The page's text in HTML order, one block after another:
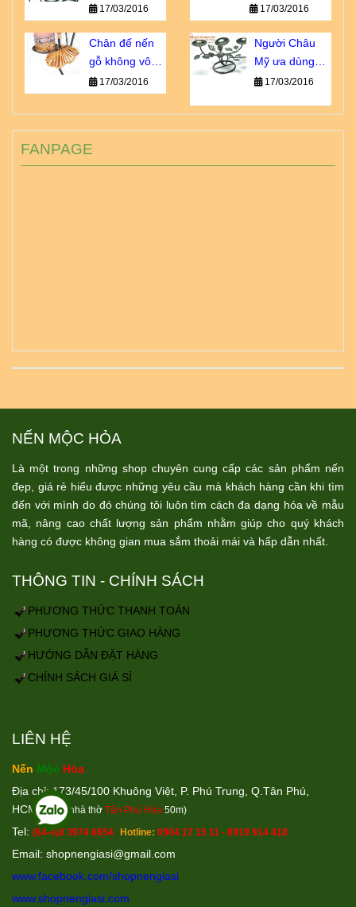
này luôn cháy
hàng?
17/03/2016
nen-go-khong-
vo-dung-nhu-
ban-nghi.html
17/03/2016
Chân đế nến
gỗ không vô
dụng như bạn
nghĩ!
17/03/2016
Người Châu
Mỹ ưa dùng
loại chân đế
17/03/2016
FANPAGE
NẾN MỘC HỎA
Là một trong những shop chuyên cung cấp các sản phẩm nến
đẹp, giá rẻ hiểu được những yêu cầu mà khách hàng cần khi tìm
đến với mình do đó chúng tôi luôn tìm cách đa dạng hóa về mẫu
mã, nâng cao chất lượng sản phẩm nhằm giúp cho quý khách
hàng có được không gian mua sắm thoải mái và hấp dẫn nhất.
THÔNG TIN - CHÍNH SÁCH
PHƯƠNG THỨC THANH TOÁN
PHƯƠNG THỨC GIAO HÀNG
HƯỚNG DẪN ĐẶT HÀNG
CHÍNH SÁCH GIÁ SỈ
LIÊN HỆ
Nến Mộc Hỏa
Địa chỉ: 173/45/100 Khuông Việt, P. Phú Trung, Q.Tân Phú,
HCM(Cách nhà thờ Tân Phú Hòa 50m)
Tel: (84-4)8 3974 6654 Hotline: 0904 17 15 11 - 0919 914 418
Email: shopnengiasi@gmail.com
www.facebook.com/shopnengiasi
www.shopnengiasi.com